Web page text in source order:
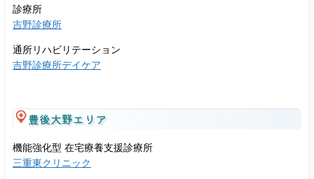
診療所
吉野診療所
通所リハビリテーション
吉野診療所デイケア
豊後大野エリア
機能強化型 在宅療養支援診療所
三重東クリニック